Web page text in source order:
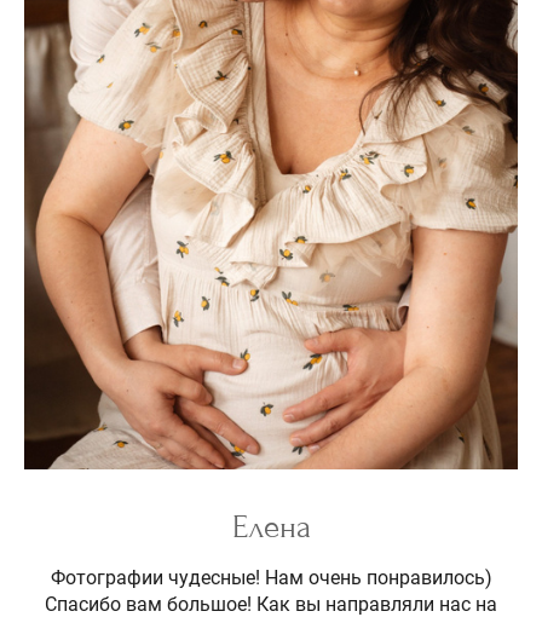
Елена
Фотографии чудесные! Нам очень понравилось)
Спасибо вам большое! Как вы направляли нас на